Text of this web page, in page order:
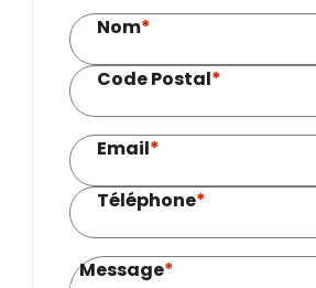
Nom*
Code Postal*
Email*
Téléphone*
Message*